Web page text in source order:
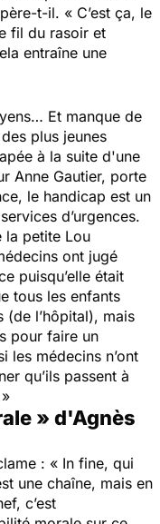
t-il. « C’est ça, le
fil du rasoir et
entraîne une
Et manque de
plus jeunes
à la suite d'une
Anne Gautier, porte
le handicap est un
d’urgences.
la petite Lou
ont jugé
puisqu’elle était
tous les enfants
(de l’hôpital), mais
pour faire un
les médecins n’ont
qu’ils passent à
» d'Agnès
: « In fine, qui
une chaîne, mais en
c’est